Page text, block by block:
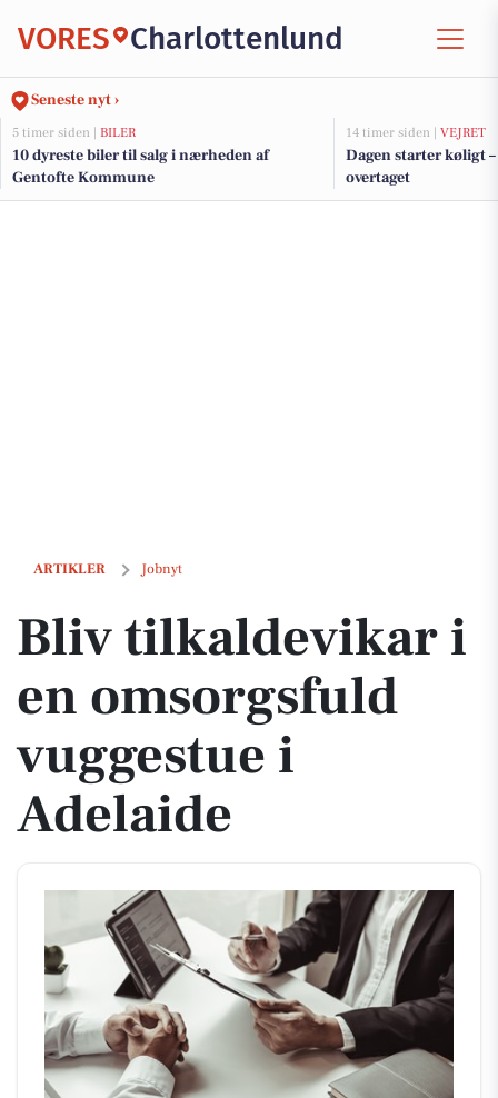
VORES Charlottenlund
Seneste nyt ›
5 timer siden | BILER
10 dyreste biler til salg i nærheden af
Gentofte Kommune
14 timer siden | VEJRET
Dagen starter køligt
overtaget
ARTIKLER Jobnyt
Bliv tilkaldevikar i en omsorgsfuld vuggestue i Adelaide
Bliv tilkaldevikar i
en omsorgsfuld
vuggestue i
Adelaide